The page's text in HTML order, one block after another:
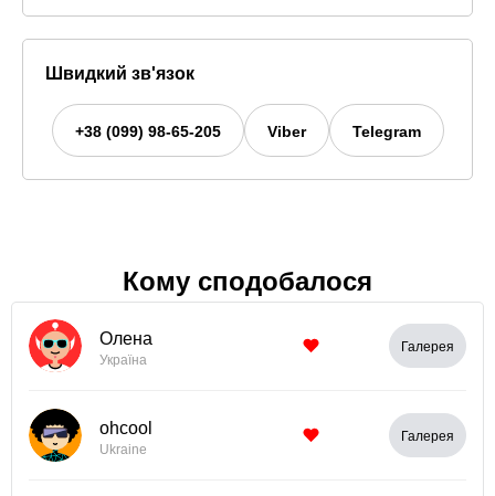
Швидкий зв'язок
+38 (099) 98-65-205 Viber Telegram
Кому сподобалося
Олена
Україна
Галерея
ohcool
Ukraine
Галерея